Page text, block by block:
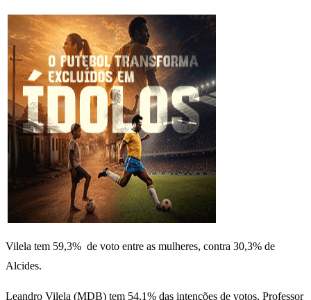
Vilela tem 59,3% de voto entre as mulheres, contra 30,3% de
Alcides.
Leandro Vilela (MDB) tem 54,1% das intenções de votos, Professor